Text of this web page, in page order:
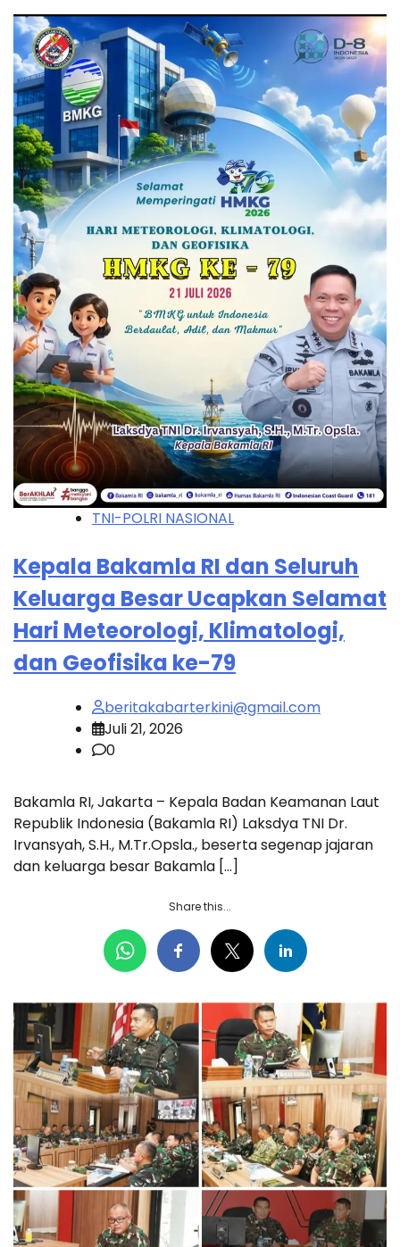
TNI-POLRI NASIONAL
Kepala Bakamla RI dan Seluruh
Keluarga Besar Ucapkan Selamat
Hari Meteorologi, Klimatologi,
dan Geofisika ke-79
beritakabarterkini@gmail.com
Juli 21, 2026
0
Bakamla RI, Jakarta – Kepala Badan Keamanan Laut
Republik Indonesia (Bakamla RI) Laksdya TNI Dr.
Irvansyah, S.H., M.Tr.Opsla., beserta segenap jajaran
dan keluarga besar Bakamla […]
Share this...